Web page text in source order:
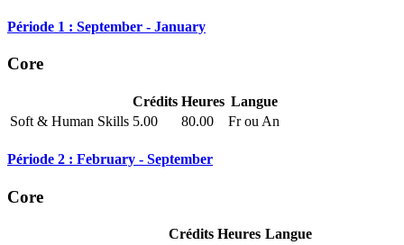
Période 1 : September - January
Core
Crédits Heures Langue
Soft & Human Skills 5.00 80.00 Fr ou An
Période 2 : February - September
Core
Crédits Heures Langue